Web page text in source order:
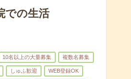
での生活
10名以上の大量募集 複数名募集
しゅふ歓迎 WEB登録OK